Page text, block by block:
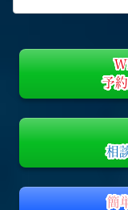
予
相
簡